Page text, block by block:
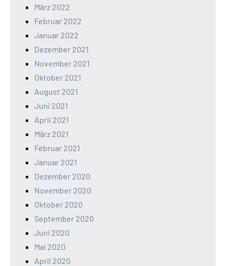
März 2022
Februar 2022
Januar 2022
Dezember 2021
November 2021
Oktober 2021
August 2021
Juni 2021
April 2021
März 2021
Februar 2021
Januar 2021
Dezember 2020
November 2020
Oktober 2020
September 2020
Juni 2020
Mai 2020
April 2020